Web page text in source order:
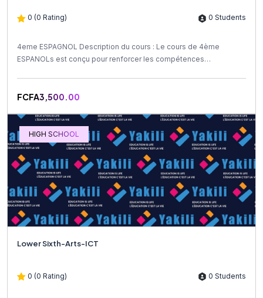
0 (0 Rating) 0 Students
4eme ESPAGNOL Description du cours : Le cours de 4ème
ESPANOLs est conçu pour renforcer les compétences
FCFA3,500.00
HIGH SCHOOL
Lower Sixth-Arts-ICT
0 (0 Rating) 0 Students